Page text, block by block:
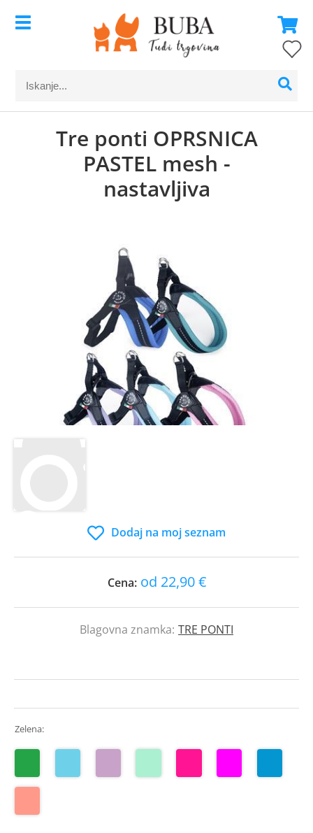
Tre ponti OPRSNICA
PASTEL mesh -
nastavljiva
Dodaj na moj seznam
Cena: od 22,90 €
Blagovna znamka: TRE PONTI
Zelena: